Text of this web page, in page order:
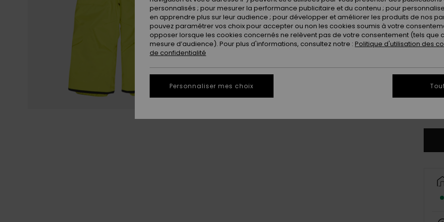
2
personnalisés ; pour mesurer la performance publicitaire et du contenu ; pour
en apprendre plus sur leur audience ; pour développer et améliorer les produits de nos
pouvez paramétrer vos choix pour accepter ou non les cookies soumis à votre
opposer lorsque les cookies concernés ne relèvent pas de votre consentement (tels que
mesure d’audience). Pour plus d'informations, consultez notre : Politique d'utilisation des
de confidentialité
Personnaliser mes choix